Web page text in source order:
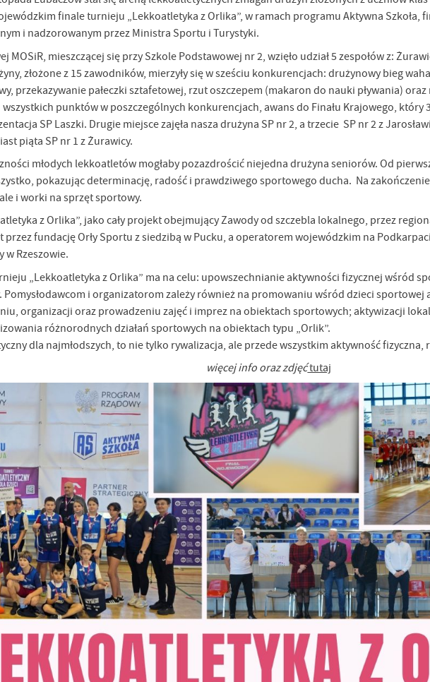
finale turnieju „Lekkoatletyka z Orlika”, w ramach programu Aktywna Szkoła,
i nadzorowanym przez Ministra Sportu i Turystyki.
MOSiR, mieszczącej się przy Szkole Podstawowej nr 2, wzięło udział 5 zespołów z:
złożone z 15 zawodników, mierzyły się w sześciu konkurencjach: drużynowy bieg
przekazywanie pałeczki sztafetowej, rzut oszczepem (makaron do nauki pływania)
punktów w poszczególnych konkurencjach, awans do Finału Krajowego, który
SP Laszki. Drugie miejsce zajęła nasza drużyna SP nr 2, a trzecie SP nr 2 z
piąta SP nr 1 z Żurawicy.
młodych lekkoatletów mogłaby pozazdrościć niejedna drużyna seniorów. Od
pokazując determinację, radość i prawdziwego sportowego ducha. Na
i worki na sprzęt sportowy.
z Orlika”, jako cały projekt obejmujący Zawody od szczebla lokalnego, przez
przez fundację Orły Sportu z siedzibą w Pucku, a operatorem wojewódzkim na
w Rzeszowie.
„Lekkoatletyka z Orlika” ma na celu: upowszechnianie aktywności fizycznej wśród
Pomysłodawcom i organizatorom zależy również na promowaniu wśród dzieci sportowej
organizacji oraz prowadzeniu zajęć i imprez na obiektach sportowych; aktywizacji
różnorodnych działań sportowych na obiektach typu „Orlik”.
dla najmłodszych, to nie tylko rywalizacja, ale przede wszystkim aktywność
więcej info oraz zdjęćtutaj